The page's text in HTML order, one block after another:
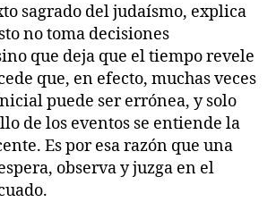
sagrado del judaísmo, explica
no toma decisiones
que deja que el tiempo revele
que, en efecto, muchas veces
puede ser errónea, y solo
de los eventos se entiende la
Es por esa razón que una
observa y juzga en el